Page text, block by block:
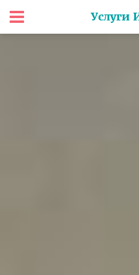
Услуги